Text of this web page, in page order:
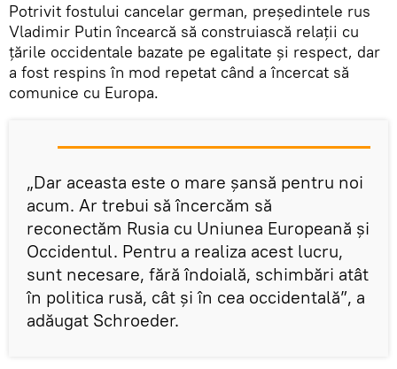
Potrivit fostului cancelar german, președintele rus
Vladimir Putin încearcă să construiască relații cu
țările occidentale bazate pe egalitate și respect, dar
a fost respins în mod repetat când a încercat să
comunice cu Europa.
„Dar aceasta este o mare șansă pentru noi
acum. Ar trebui să încercăm să
reconectăm Rusia cu Uniunea Europeană și
Occidentul. Pentru a realiza acest lucru,
sunt necesare, fără îndoială, schimbări atât
în politica rusă, cât și în cea occidentală”, a
adăugat Schroeder.